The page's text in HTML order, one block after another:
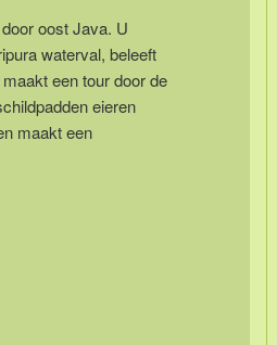
oost Java. U
waterval, beleeft
een tour door de
eieren
maakt een